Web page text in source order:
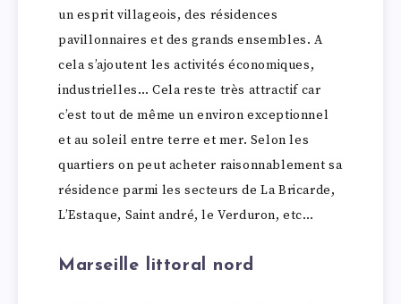
un esprit villageois, des résidences
pavillonnaires et des grands ensembles. A
cela s’ajoutent les activités économiques,
industrielles… Cela reste très attractif car
c’est tout de même un environ exceptionnel
et au soleil entre terre et mer. Selon les
quartiers on peut acheter raisonnablement sa
résidence parmi les secteurs de La Bricarde,
L’Estaque, Saint andré, le Verduron, etc…
Marseille littoral nord